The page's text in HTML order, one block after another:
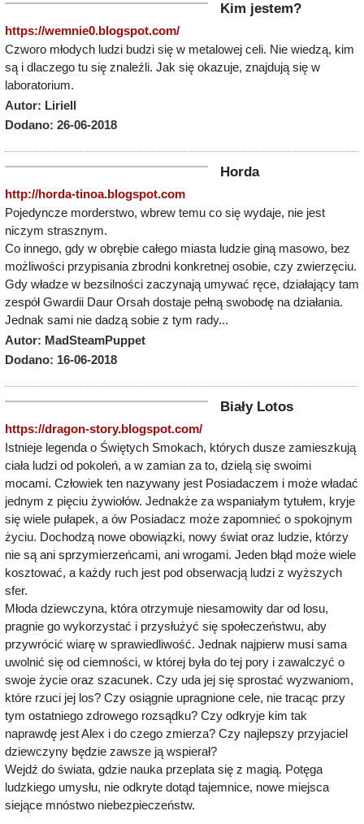
Kim jestem?
https://wemnie0.blogspot.com/
Czworo młodych ludzi budzi się w metalowej celi. Nie wiedzą, kim
są i dlaczego tu się znaleźli. Jak się okazuje, znajdują się w
laboratorium.
Autor: Liriell
Dodano: 26-06-2018
Horda
http://horda-tinoa.blogspot.com
Pojedyncze morderstwo, wbrew temu co się wydaje, nie jest
niczym strasznym.
Co innego, gdy w obrębie całego miasta ludzie giną masowo, bez
możliwości przypisania zbrodni konkretnej osobie, czy zwierzęciu.
Gdy władze w bezsilności zaczynają umywać ręce, działający tam
zespół Gwardii Daur Orsah dostaje pełną swobodę na działania.
Jednak sami nie dadzą sobie z tym rady...
Autor: MadSteamPuppet
Dodano: 16-06-2018
Biały Lotos
https://dragon-story.blogspot.com/
Istnieje legenda o Świętych Smokach, których dusze zamieszkują
ciała ludzi od pokoleń, a w zamian za to, dzielą się swoimi
mocami. Człowiek ten nazywany jest Posiadaczem i może władać
jednym z pięciu żywiołów. Jednakże za wspaniałym tytułem, kryje
się wiele pułapek, a ów Posiadacz może zapomnieć o spokojnym
życiu. Dochodzą nowe obowiązki, nowy świat oraz ludzie, którzy
nie są ani sprzymierzeńcami, ani wrogami. Jeden błąd może wiele
kosztować, a każdy ruch jest pod obserwacją ludzi z wyższych
sfer.
Młoda dziewczyna, która otrzymuje niesamowity dar od losu,
pragnie go wykorzystać i przysłużyć się społeczeństwu, aby
przywrócić wiarę w sprawiedliwość. Jednak najpierw musi sama
uwolnić się od ciemności, w której była do tej pory i zawalczyć o
swoje życie oraz szacunek. Czy uda jej się sprostać wyzwaniom,
które rzuci jej los? Czy osiągnie upragnione cele, nie tracąc przy
tym ostatniego zdrowego rozsądku? Czy odkryje kim tak
naprawdę jest Alex i do czego zmierza? Czy najlepszy przyjaciel
dziewczyny będzie zawsze ją wspierał?
Wejdź do świata, gdzie nauka przeplata się z magią. Potęga
ludzkiego umysłu, nie odkryte dotąd tajemnice, nowe miejsca
siejące mnóstwo niebezpieczeństw.